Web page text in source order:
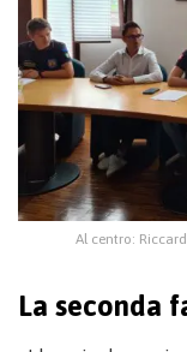
Al centro:
La seconda